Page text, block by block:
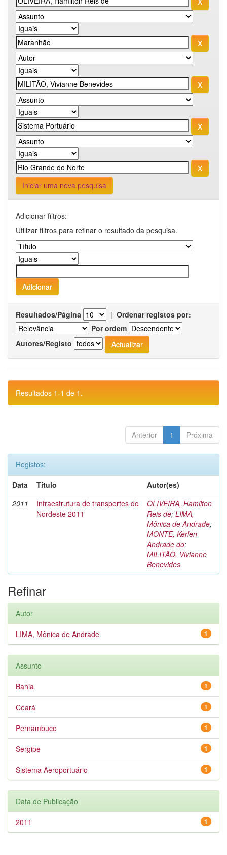
Iniciar uma nova pesquisa
Adicionar filtros:
Utilizar filtros para refinar o resultado da pesquisa.
Resultados/Página | Ordenar registos por:
Por ordem
Autores/Registo
Resultados 1-1 de 1.
Anterior 1 Próxima
Registos:
Data
Título
Autor(es)
2011
Infraestrutura de transportes do
Nordeste 2011
OLIVEIRA, Hamilton
Reis de; LIMA,
Mônica de Andrade;
MONTE, Kerlen
Andrade do;
MILITÃO, Vivianne
Benevides
Refinar
Autor
1
LIMA, Mônica de Andrade
Assunto
1
Bahia
1
Ceará
1
Pernambuco
1
Sergipe
1
Sistema Aeroportuário
Data de Publicação
1
2011